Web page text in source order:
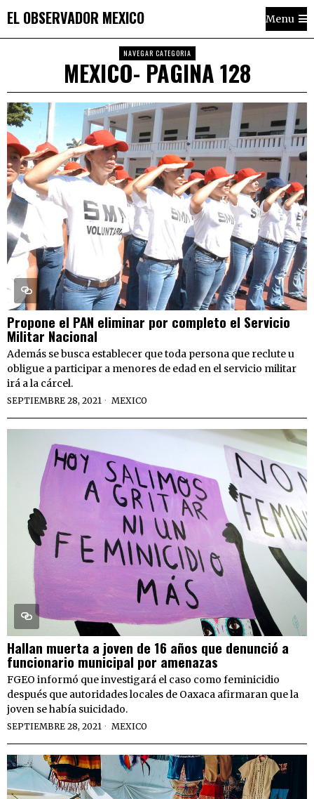
EL OBSERVADOR MEXICO Menu
NAVEGAR CATEGORIA
MEXICO- PAGINA 128
Propone el PAN eliminar por completo el Servicio
Militar Nacional
Además se busca establecer que toda persona que reclute u
obligue a participar a menores de edad en el servicio militar
irá a la cárcel.
SEPTIEMBRE 28, 2021 MEXICO
Hallan muerta a joven de 16 años que denunció a
funcionario municipal por amenazas
FGEO informó que investigará el caso como feminicidio
después que autoridades locales de Oaxaca afirmaran que la
joven se había suicidado.
SEPTIEMBRE 28, 2021 MEXICO